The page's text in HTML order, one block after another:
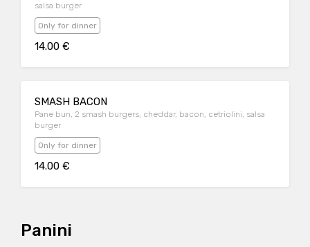
salsa burger
Only for dinner
14.00 €
SMASH BACON
Pane bun, 2 smash burgers, cheddar, bacon, cetriolini, salsa
burger
Only for dinner
14.00 €
Panini